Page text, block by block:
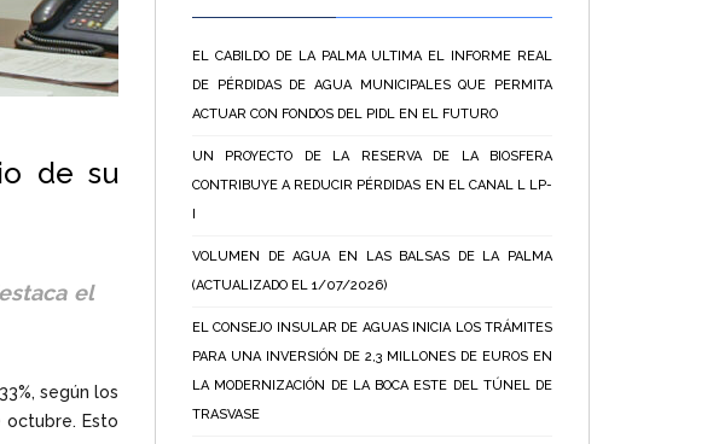
de su
el
según los
octubre. Esto
EL CABILDO DE LA PALMA ULTIMA EL INFORME REAL
DE PÉRDIDAS DE AGUA MUNICIPALES QUE PERMITA
ACTUAR CON FONDOS DEL PIDL EN EL FUTURO
UN PROYECTO DE LA RESERVA DE LA BIOSFERA
CONTRIBUYE A REDUCIR PÉRDIDAS EN EL CANAL L LP-
I
VOLUMEN DE AGUA EN LAS BALSAS DE LA PALMA
(ACTUALIZADO EL 1/07/2026)
EL CONSEJO INSULAR DE AGUAS INICIA LOS TRÁMITES
PARA UNA INVERSIÓN DE 2,3 MILLONES DE EUROS EN
LA MODERNIZACIÓN DE LA BOCA ESTE DEL TÚNEL DE
TRASVASE